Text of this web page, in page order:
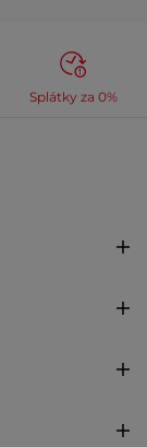
Splátky za 0%